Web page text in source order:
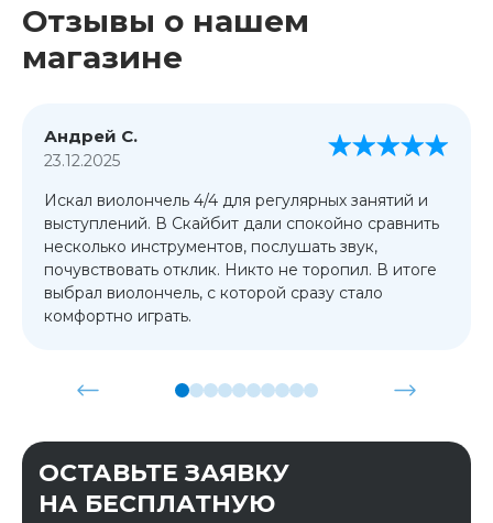
Отзывы о нашем
магазине
Андрей С.
23.12.2025
Искал виолончель 4/4 для регулярных занятий и
выступлений. В Скайбит дали спокойно сравнить
несколько инструментов, послушать звук,
почувствовать отклик. Никто не торопил. В итоге
выбрал виолончель, с которой сразу стало
комфортно играть.
ОСТАВЬТЕ ЗАЯВКУ
НА БЕСПЛАТНУЮ